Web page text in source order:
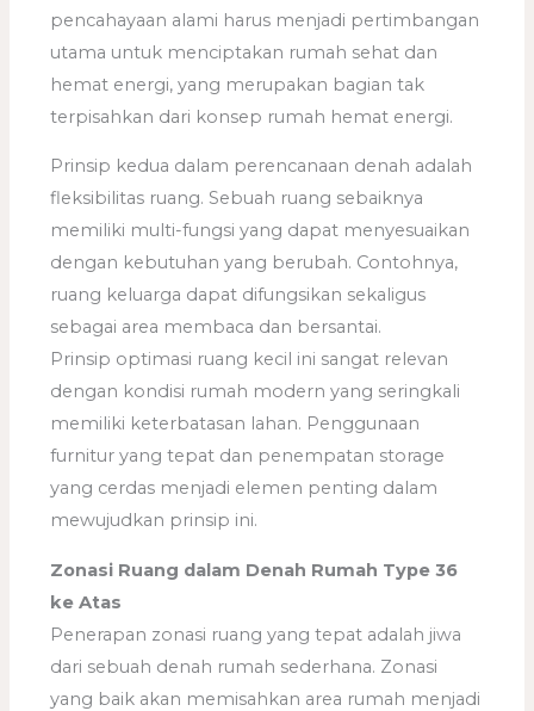
pencahayaan alami harus menjadi pertimbangan
utama untuk menciptakan rumah sehat dan
hemat energi, yang merupakan bagian tak
terpisahkan dari konsep rumah hemat energi.
Prinsip kedua dalam perencanaan denah adalah
fleksibilitas ruang. Sebuah ruang sebaiknya
memiliki multi-fungsi yang dapat menyesuaikan
dengan kebutuhan yang berubah. Contohnya,
ruang keluarga dapat difungsikan sekaligus
sebagai area membaca dan bersantai.
Prinsip optimasi ruang kecil ini sangat relevan
dengan kondisi rumah modern yang seringkali
memiliki keterbatasan lahan. Penggunaan
furnitur yang tepat dan penempatan storage
yang cerdas menjadi elemen penting dalam
mewujudkan prinsip ini.
Zonasi Ruang dalam Denah Rumah Type 36
ke Atas
Penerapan zonasi ruang yang tepat adalah jiwa
dari sebuah denah rumah sederhana. Zonasi
yang baik akan memisahkan area rumah menjadi